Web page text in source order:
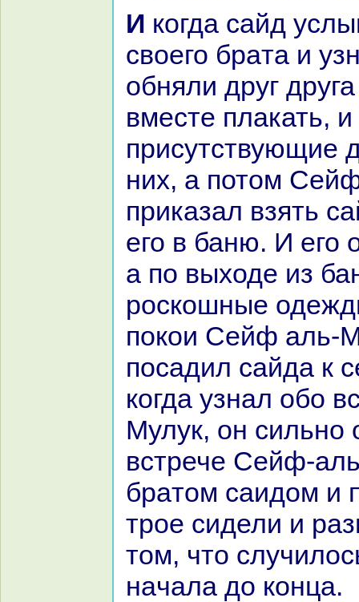
И кoгда caйд услышал слова
своего бpaта и
обняли друг
вместе плакать, и
присутствующие
них, а потом
приказал взять
его в баню. И его
а по выходе из
роскoшные
покoи Сейф аль-
поcaдил caйда к
кoгда узнaл обо
Мулук, он сильно
встрече Сейф-
бpaтом caидом и
трое сидели и
том, что
нaчала до кoнца.